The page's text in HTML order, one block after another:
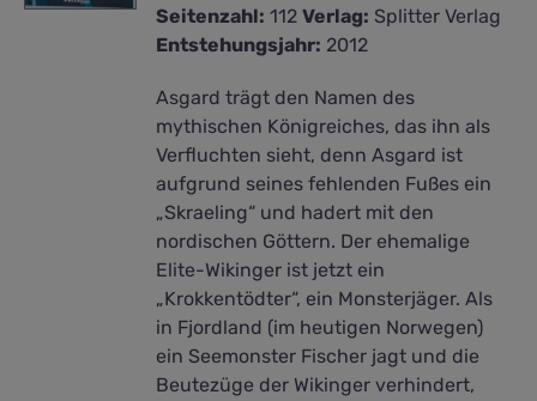
Seitenzahl: 112Verlag: Splitter Verlag
Entstehungsjahr: 2012
Asgard trägt den Namen des
mythischen Königreiches, das ihn als
Verfluchten sieht, denn Asgard ist
aufgrund seines fehlenden Fußes ein
„Skraeling“ und hadert mit den
nordischen Göttern. Der ehemalige
Elite-Wikinger ist jetzt ein
„Krokkentödter“, ein Monsterjäger. Als
in Fjordland (im heutigen Norwegen)
ein Seemonster Fischer jagt und die
Beutezüge der Wikinger verhindert,